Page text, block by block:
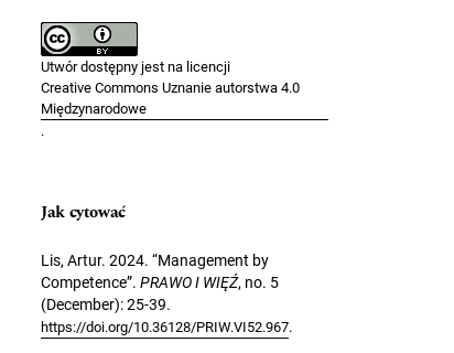
Utwór dostępny jest na licencji
Creative Commons Uznanie autorstwa 4.0
Międzynarodowe
.
Jak cytować
Lis, Artur. 2024. “Management by
Competence”. PRAWO I WIĘŹ, no. 5
(December): 25-39.
https://doi.org/10.36128/PRIW.VI52.967.